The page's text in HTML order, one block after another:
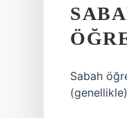
Sabah